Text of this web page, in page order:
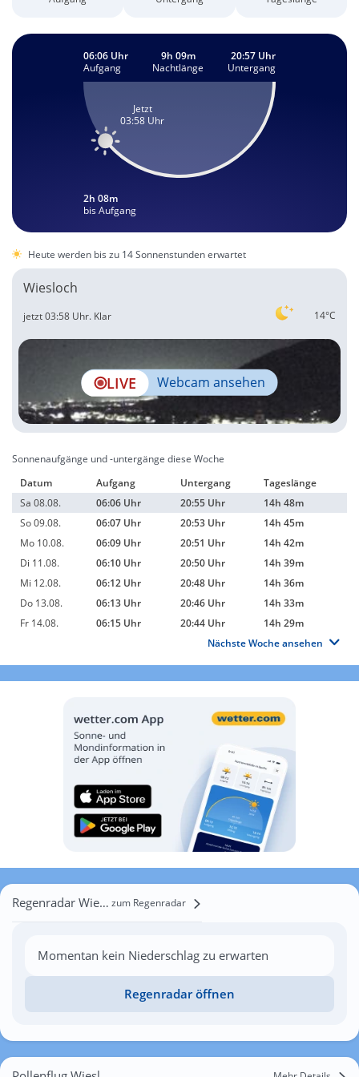
2h 08m
bis Aufgang
Jetzt
03:58 Uhr
06:06 Uhr
Aufgang
9h 09m
Nachtlänge
20:57 Uhr
Untergang
Heute werden bis zu 14 Sonnenstunden erwartet
Wiesloch
14°C
jetzt 03:58 Uhr. Klar
LIVE Webcam ansehen
Sonnenaufgänge und -untergänge diese Woche
Datum
Aufgang Untergang
Tageslänge
Sa 08.08.
06:06 Uhr 20:55 Uhr
14h 48m
So 09.08.
06:07 Uhr 20:53 Uhr
14h 45m
Mo 10.08.
06:09 Uhr 20:51 Uhr
14h 42m
Di 11.08.
06:10 Uhr 20:50 Uhr
14h 39m
Mi 12.08.
06:12 Uhr 20:48 Uhr
14h 36m
Do 13.08.
06:13 Uhr 20:46 Uhr
14h 33m
Fr 14.08.
06:15 Uhr 20:44 Uhr
14h 29m
Nächste Woche ansehen
Regenradar Wiesloch zum Regenradar
Momentan kein Niederschlag zu erwarten
Regenradar öffnen